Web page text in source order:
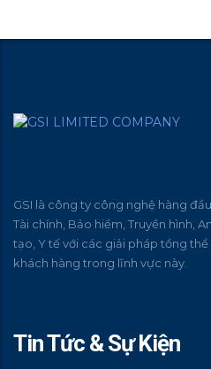
GSI là công ty công nghệ hàng
Tài chính, Bảo hiểm, Truyền hình,
tạo, Y tế với các giải pháp tồng
khách hàng trong lĩnh vực này.
Tin Tức & Sự Kiện